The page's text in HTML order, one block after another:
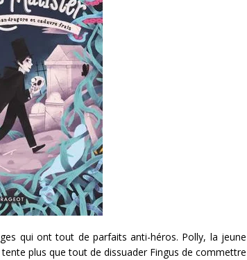
qui ont tout de parfaits anti-héros. Polly, la jeune
plus que tout de dissuader Fingus de commettre